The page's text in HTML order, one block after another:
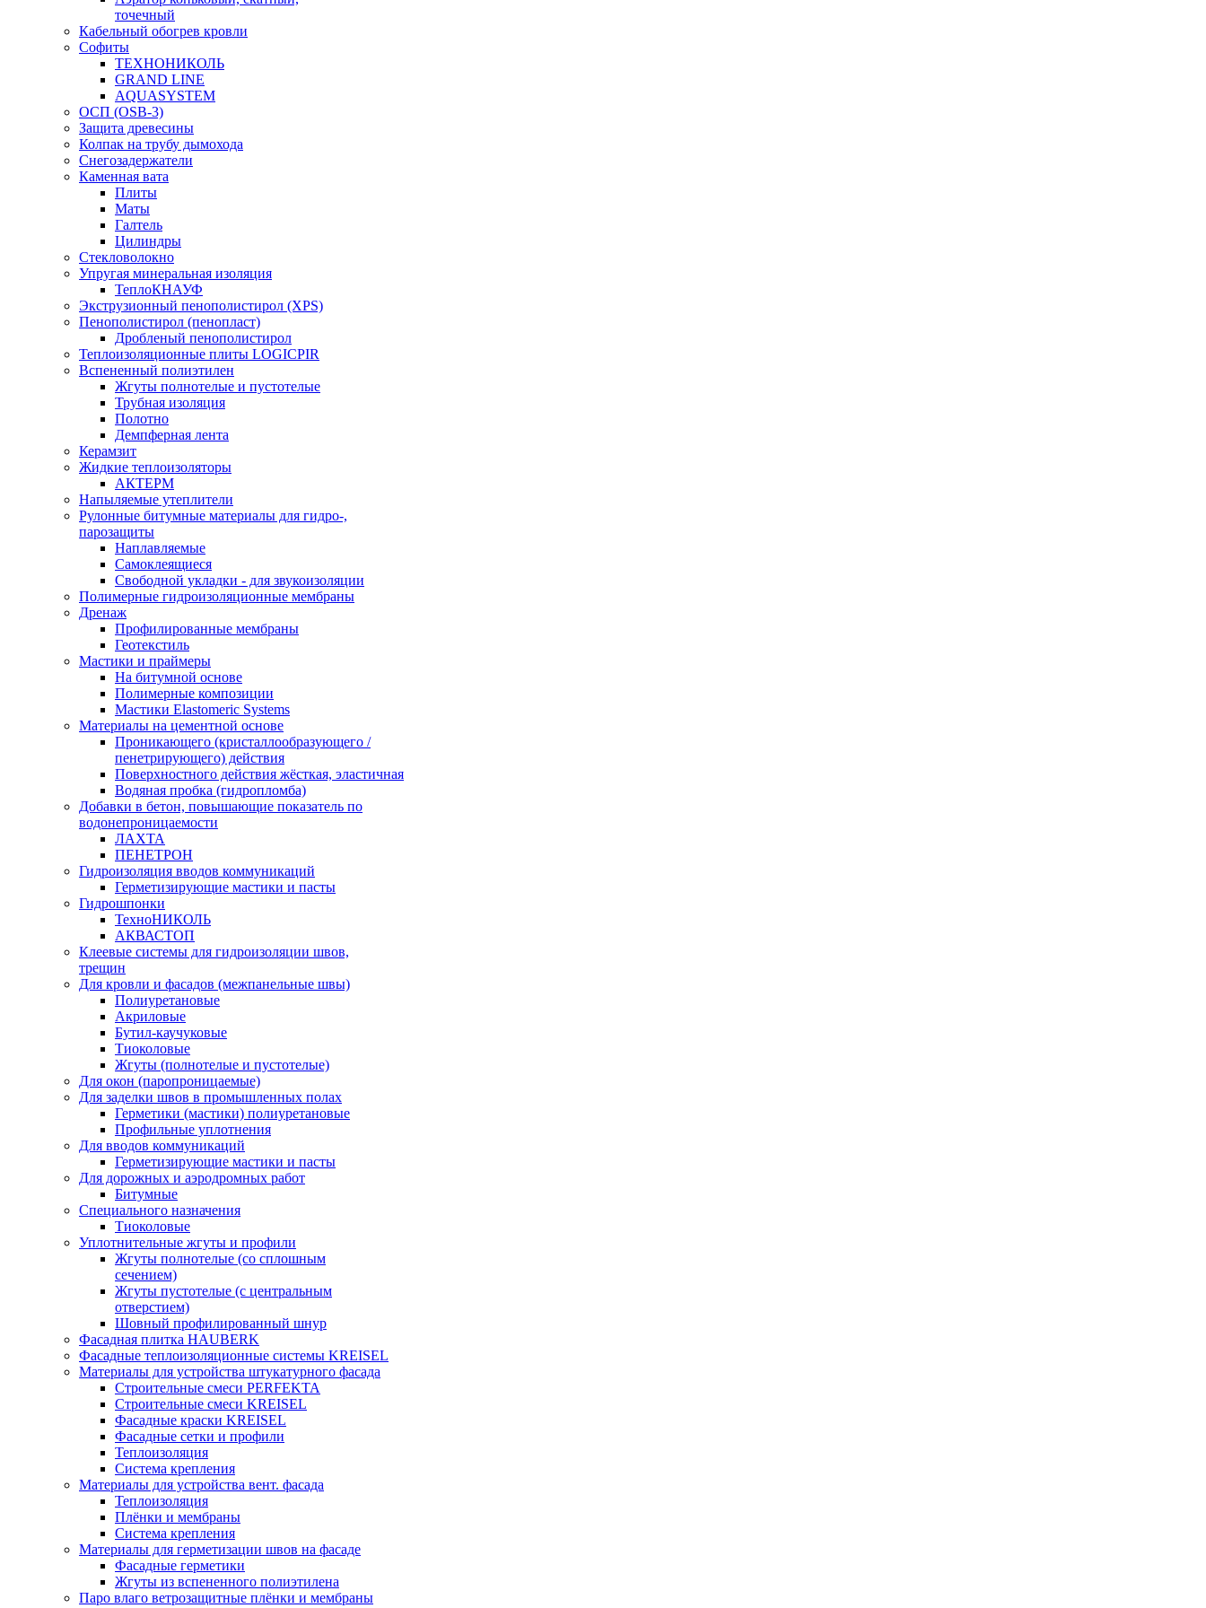
точечный
Кабельный обогрев кровли
Софиты
ТЕХНОНИКОЛЬ
GRAND LINE
AQUASYSTEM
ОСП (OSB-3)
Защита древесины
Колпак на трубу дымохода
Снегозадержатели
Каменная вата
Плиты
Маты
Галтель
Цилиндры
Стекловолокно
Упругая минеральная изоляция
ТеплоКНАУФ
Экструзионный пенополистирол (XPS)
Пенополистирол (пенопласт)
Дробленый пенополистирол
Теплоизоляционные плиты LOGICPIR
Вспененный полиэтилен
Жгуты полнотелые и пустотелые
Трубная изоляция
Полотно
Демпферная лента
Керамзит
Жидкие теплоизоляторы
АКТЕРМ
Напыляемые утеплители
Рулонные битумные материалы для гидро-,
парозащиты
Наплавляемые
Самоклеящиеся
Свободной укладки - для звукоизоляции
Полимерные гидроизоляционные мембраны
Дренаж
Профилированные мембраны
Геотекстиль
Мастики и праймеры
На битумной основе
Полимерные композиции
Мастики Elastomeric Systems
Материалы на цементной основе
Проникающего (кристаллообразующего /
пенетрирующего) действия
Поверхностного действия жёсткая, эластичная
Водяная пробка (гидропломба)
Добавки в бетон, повышающие показатель по
водонепроницаемости
ЛАХТА
ПЕНЕТРОН
Гидроизоляция вводов коммуникаций
Герметизирующие мастики и пасты
Гидрошпонки
ТехноНИКОЛЬ
АКВАСТОП
Клеевые системы для гидроизоляции швов,
трещин
Для кровли и фасадов (межпанельные швы)
Полиуретановые
Акриловые
Бутил-каучуковые
Тиоколовые
Жгуты (полнотелые и пустотелые)
Для окон (паропроницаемые)
Для заделки швов в промышленных полах
Герметики (мастики) полиуретановые
Профильные уплотнения
Для вводов коммуникаций
Герметизирующие мастики и пасты
Для дорожных и аэродромных работ
Битумные
Специального назначения
Тиоколовые
Уплотнительные жгуты и профили
Жгуты полнотелые (со сплошным
сечением)
Жгуты пустотелые (с центральным
отверстием)
Шовный профилированный шнур
Фасадная плитка HAUBERK
Фасадные теплоизоляционные системы KREISEL
Материалы для устройства штукатурного фасада
Строительные смеси PERFEKTA
Строительные смеси KREISEL
Фасадные краски KREISEL
Фасадные сетки и профили
Теплоизоляция
Система крепления
Материалы для устройства вент. фасада
Теплоизоляция
Плёнки и мембраны
Система крепления
Материалы для герметизации швов на фасаде
Фасадные герметики
Жгуты из вспененного полиэтилена
Паро влаго ветрозащитные плёнки и мембраны